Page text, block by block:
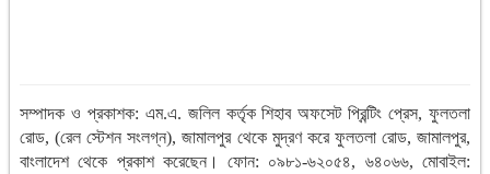
সম্পাদক ও প্রকাশক: এম.এ. জলিল কর্তৃক শিহাব অফসেট প্রিন্টিং প্রেস, ফুলতলা
রোড, (রেল স্টেশন সংলগ্ন), জামালপুর থেকে মুদ্রণ করে ফুলতলা রোড, জামালপুর,
বাংলাদেশ থেকে প্রকাশ করেছেন। ফোন: ০৯৮১-৬২০৫৪, ৬৪০৬৬, মোবাইল: